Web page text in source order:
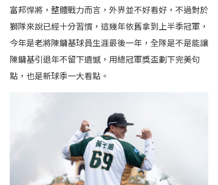
富邦悍將，整體戰力而言，外界並不好看好，不過對於
獅隊來說已經十分習慣，這幾年依舊拿到上半季冠軍，
今年是老將陳鏞基球員生涯最後一年，全隊是不是能讓
陳鏞基引退年不留下遺憾，用總冠軍獎盃劃下完美句
點，也是新球季一大看點。